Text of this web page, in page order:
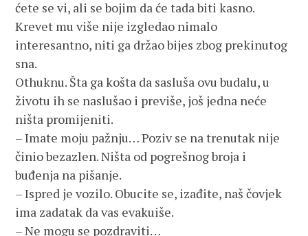
ćete se vi, ali se bojim da će tada biti kasno.
Krevet mu više nije izgledao nimalo
interesantno, niti ga držao bijes zbog prekinutog
sna.
Othuknu. Šta ga košta da sasluša ovu budalu, u
životu ih se naslušao i previše, još jedna neće
ništa promijeniti.
– Imate moju pažnju… Poziv se na trenutak nije
činio bezazlen. Ništa od pogrešnog broja i
buđenja na pišanje.
– Ispred je vozilo. Obucite se, izađite, naš čovjek
ima zadatak da vas evakuiše.
– Ne mogu se pozdraviti…